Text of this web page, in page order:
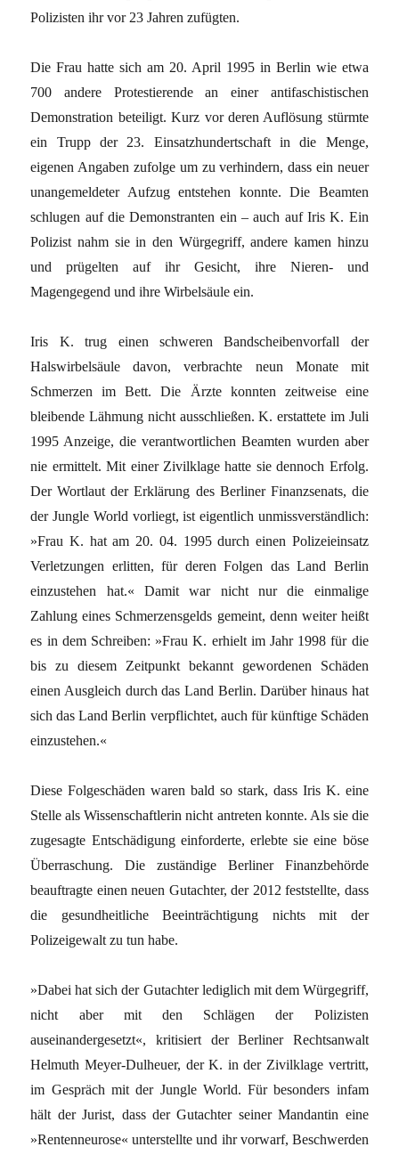
Polizisten ihr vor 23 Jahren zufügten.
Die Frau hatte sich am 20. April 1995 in Berlin wie etwa
700 andere Protestierende an einer antifaschistischen
Demonstration beteiligt. Kurz vor deren Auflösung stürmte
ein Trupp der 23. Einsatzhundertschaft in die Menge,
eigenen Angaben zufolge um zu verhindern, dass ein neuer
unangemeldeter Aufzug entstehen konnte. Die Beamten
schlugen auf die Demonstranten ein – auch auf Iris K. Ein
Polizist nahm sie in den Würgegriff, andere kamen hinzu
und prügelten auf ihr Gesicht, ihre Nieren- und
Magengegend und ihre Wirbelsäule ein.
Iris K. trug einen schweren Bandscheibenvorfall der
Halswirbelsäule davon, verbrachte neun Monate mit
Schmerzen im Bett. Die Ärzte konnten zeitweise eine
bleibende Lähmung nicht ausschließen. K. erstattete im Juli
1995 Anzeige, die verantwortlichen Beamten wurden aber
nie ermittelt. Mit einer Zivilklage hatte sie dennoch Erfolg.
Der Wortlaut der Erklärung des Berliner Finanzsenats, die
der Jungle World vorliegt, ist eigentlich unmissverständlich:
»Frau K. hat am 20. 04. 1995 durch einen Polizeieinsatz
Verletzungen erlitten, für deren Folgen das Land Berlin
einzustehen hat.« Damit war nicht nur die einmalige
Zahlung eines Schmerzensgelds gemeint, denn weiter heißt
es in dem Schreiben: »Frau K. erhielt im Jahr 1998 für die
bis zu diesem Zeitpunkt bekannt gewordenen Schäden
einen Ausgleich durch das Land Berlin. Darüber hinaus hat
sich das Land Berlin verpflichtet, auch für künftige Schäden
einzustehen.«
Diese Folgeschäden waren bald so stark, dass Iris K. eine
Stelle als Wissenschaftlerin nicht antreten konnte. Als sie die
zugesagte Entschädigung einforderte, erlebte sie eine böse
Überraschung. Die zuständige Berliner Finanzbehörde
beauftragte einen neuen Gutachter, der 2012 feststellte, dass
die gesundheitliche Beeinträchtigung nichts mit der
Polizeigewalt zu tun habe.
»Dabei hat sich der Gutachter lediglich mit dem Würgegriff,
nicht aber mit den Schlägen der Polizisten
auseinandergesetzt«, kritisiert der Berliner Rechtsanwalt
Helmuth Meyer-Dulheuer, der K. in der Zivilklage vertritt,
im Gespräch mit der Jungle World. Für besonders infam
hält der Jurist, dass der Gutachter seiner Mandantin eine
»Rentenneurose« unterstellte und ihr vorwarf, Beschwerden